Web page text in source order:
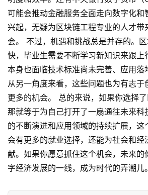
首
可能会推动金融服务全面走向数字化和
兴起，无疑为区块链工程专业的人才带
会。 不过，机遇和挑战总是并存的。
快，毕业生需要不断学习新知识来跟上
本身也面临技术标准尚未完善、应用落
从另一角度来看，这些问题也为有志于
更多的机会。 总的来说，如果你选择了
那就等于为自己打开了一扇通往未来科
的不断演进和应用领域的持续扩展，这
会有更多的就业选择，还能为社会和经
献。如果你愿意抓住这个机会，未来的
字经济发展的一线，成为时代的弄潮儿。